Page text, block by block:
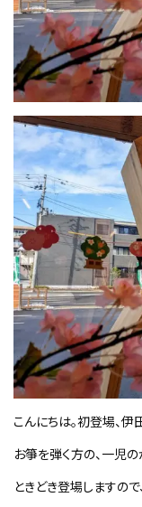
こんにちは。初登場、伊
お箏を弾く方の、一児
ときどき登場しますので